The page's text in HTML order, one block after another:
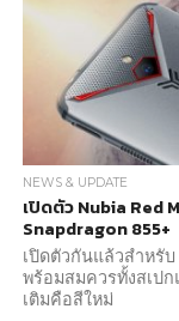
NEWS & UPDATE
เปิดตัว Nubia Red
Snapdragon 855+
เปิดตัวกันแล้วสำหรั
พร้อมสมควรทั้งสเป
เติมคือสีใหม่